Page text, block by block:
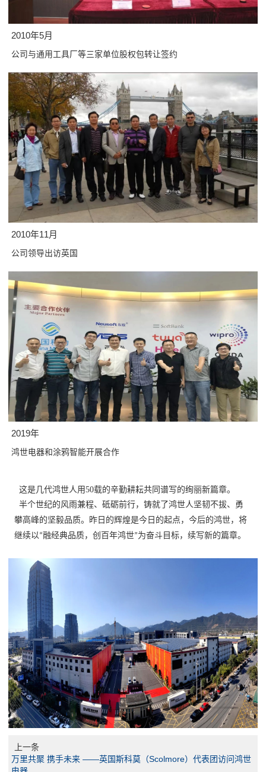
2010年5月
公司与通用工具厂等三家单位股权包转让签约
2010年11月
公司领导出访英国
2019年
鸿世电器和涂鸦智能开展合作
这是几代鸿世人用50载的辛勤耕耘共同谱写的绚丽新篇章。
半个世纪的风雨兼程、砥砺前行，铸就了鸿世人坚韧不拔、勇
攀高峰的坚毅品质。昨日的辉煌是今日的起点，今后的鸿世，将
继续以“融经典品质，创百年鸿世”为奋斗目标，续写新的篇章。
上一条
万里共聚 携手未来 ——英国斯科莫（Scolmore）代表团访问鸿世